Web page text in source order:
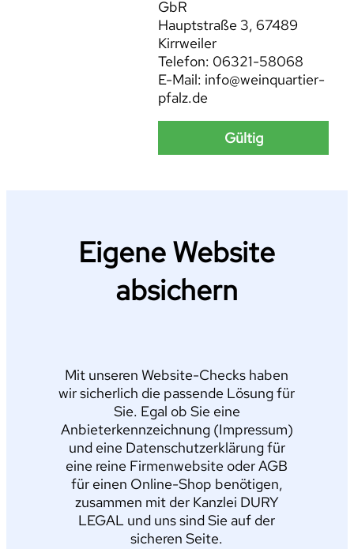
GbR
Hauptstraße 3, 67489
Kirrweiler
Telefon: 06321-58068
E-Mail: info@weinquartier-
pfalz.de
Gültig
Eigene Website
absichern
Mit unseren Website-Checks haben
wir sicherlich die passende Lösung für
Sie. Egal ob Sie eine
Anbieterkennzeichnung (Impressum)
und eine Datenschutzerklärung für
eine reine Firmenwebsite oder AGB
für einen Online-Shop benötigen,
zusammen mit der Kanzlei DURY
LEGAL und uns sind Sie auf der
sicheren Seite.